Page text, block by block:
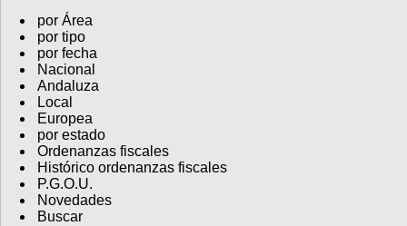
por Área
por tipo
por fecha
Nacional
Andaluza
Local
Europea
por estado
Ordenanzas fiscales
Histórico ordenanzas fiscales
P.G.O.U.
Novedades
Buscar